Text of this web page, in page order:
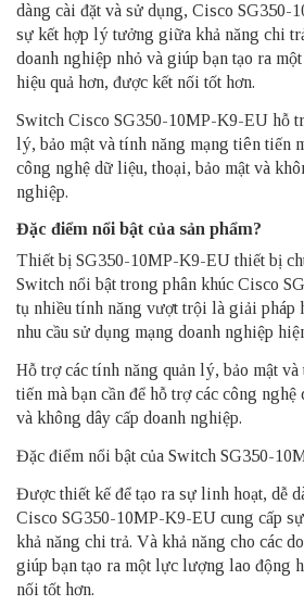
dàng cài đặt và sử dụng, Cisco SG350-
sự kết hợp lý tưởng giữa khả năng chi
doanh nghiệp nhỏ và giúp bạn tạo ra
hiệu quả hơn, được kết nối tốt hơn.
Switch Cisco SG350-10MP-K9-EU hỗ
lý, bảo mật và tính năng mạng tiên tiến
công nghệ dữ liệu, thoại, bảo mật và
nghiệp.
Đặc điểm nổi bật của sản phẩm?
Thiết bị SG350-10MP-K9-EU thiết bị
Switch nổi bật trong phân khúc Cisco
tụ nhiều tính năng vượt trội là giải pháp
nhu cầu sử dụng mạng doanh nghiệp
Hỗ trợ các tính năng quản lý, bảo mật
tiến mà bạn cần để hỗ trợ các công
và không dây cấp doanh nghiệp.
Đặc điểm nổi bật của Switch SG350-
Được thiết kế để tạo ra sự linh hoạt, dễ
Cisco SG350-10MP-K9-EU cung cấp
khả năng chi trả. Và khả năng cho các
giúp bạn tạo ra một lực lượng lao động
nối tốt hơn.